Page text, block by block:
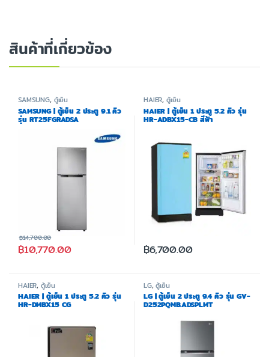
สินค้าที่เกี่ยวข้อง
SAMSUNG, ตู้เย็น
SAMSUNG | ตู้เย็น 2 ประตู 9.1 คิว
รุ่น RT25FGRADSA
฿10,770.00
฿14,700.00
HAIER,ตู้เย็น
HAIER | ตู้เย็น 1 ประตู 5.2 คิว รุ่น
HR-ADBX15-CB สีฟ้า
฿6,700.00
HAIER,ตู้เย็น
HAIER | ตู้เย็น 1 ประตู 5.2 คิว รุ่น
HR-DMBX15 CG
LG,ตู้เย็น
LG | ตู้เย็น 2 ประตู 9.4 คิว รุ่น GV-
D252PQMB.ADSPLMT